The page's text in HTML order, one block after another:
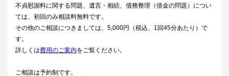
不貞慰謝料に関する問題、遺言・相続、債務整理（借金の問題）につい
ては、初回のみ相談料無料です。
その他のご相談につきましては、5,000円（税込、1回45分あたり）で
す。
詳しくは費用のご案内をご覧ください。
ご相談は予約制です。